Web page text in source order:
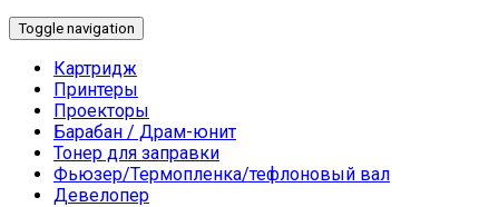
Toggle navigation
Картридж
Принтеры
Проекторы
Барабан / Драм-юнит
Тонер для заправки
Фьюзер/Термопленка/тефлоновый вал
Девелопер